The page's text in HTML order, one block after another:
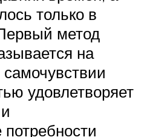
только в
метод
на
удовлетворяет